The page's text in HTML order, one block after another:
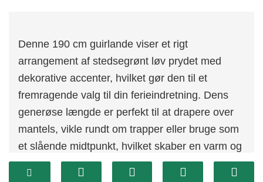
Denne 190 cm guirlande viser et rigt
arrangement af stedsegrønt løv prydet med
dekorative accenter, hvilket gør den til et
fremragende valg til din ferieindretning. Dens
generøse længde er perfekt til at drapere over
mantels, vikle rundt om trapper eller bruge som
et slående midtpunkt, hvilket skaber en varm og
indbydende atmosfære.